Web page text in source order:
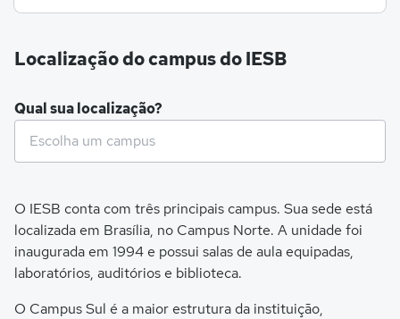
Localização do campus do IESB
Qual sua localização?
O IESB conta com três principais campus. Sua sede está
localizada em Brasília, no Campus Norte. A unidade foi
inaugurada em 1994 e possui salas de aula equipadas,
laboratórios, auditórios e biblioteca.
O Campus Sul é a maior estrutura da instituição,